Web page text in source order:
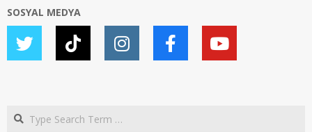
SOSYAL MEDYA
Search